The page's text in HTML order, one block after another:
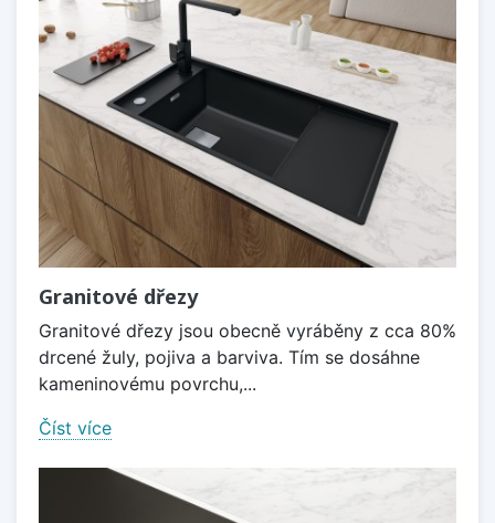
Granitové dřezy
Granitové dřezy jsou obecně vyráběny z cca 80%
drcené žuly, pojiva a barviva. Tím se dosáhne
kameninovému povrchu,...
Číst více